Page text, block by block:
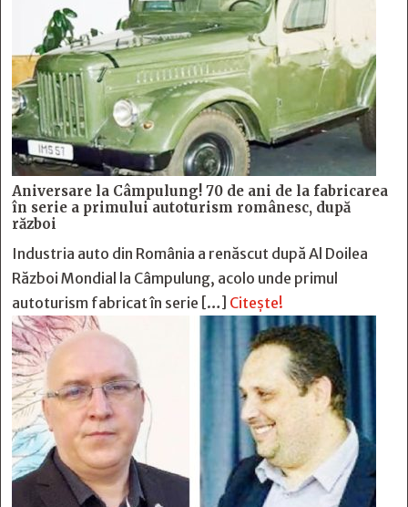
Aniversare la Câmpulung! 70 de ani de la fabricarea
în serie a primului autoturism românesc, după
război
Industria auto din România a renăscut după Al Doilea
Război Mondial la Câmpulung, acolo unde primul
autoturism fabricat în serie […] Citește!